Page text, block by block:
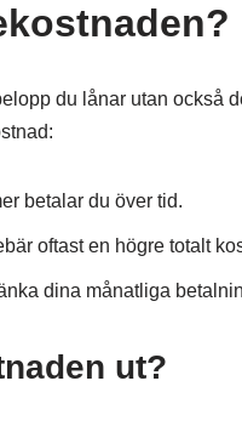
du lånar utan också
betalar du över tid.
oftast en högre totalt
dina månatliga
ut?